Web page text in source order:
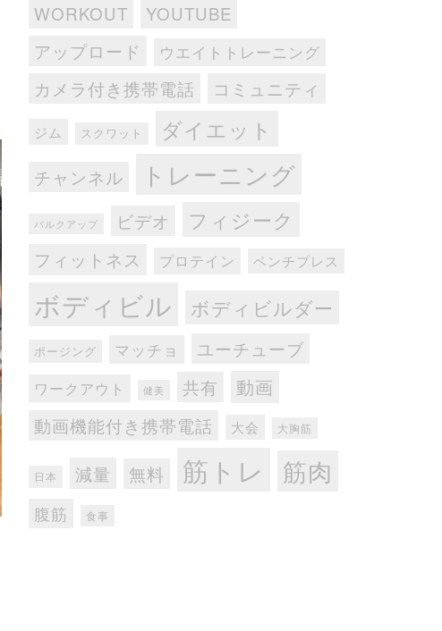
WORKOUT
YOUTUBE
アップロード
ウエイトトレーニング
カメラ付き携帯電話 コミュニティ
ジム スクワット ダイエット
チャンネル トレーニング
バルクアップ ビデオ フィジーク
フィットネス プロテイン ベンチプレス
ボディビル ボディビルダー
ポージング マッチョ ユーチューブ
ワークアウト 健美 共有 動画
動画機能付き携帯電話 大会 大胸筋
日本 減量 無料 筋トレ 筋肉
腹筋 食事